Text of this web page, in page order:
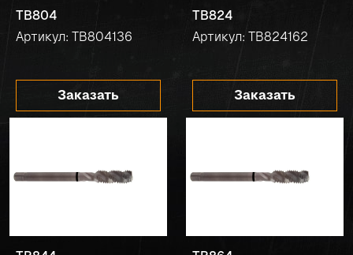
TB804
Артикул: TB804136
Заказать
TB824
Артикул: TB824162
Заказать